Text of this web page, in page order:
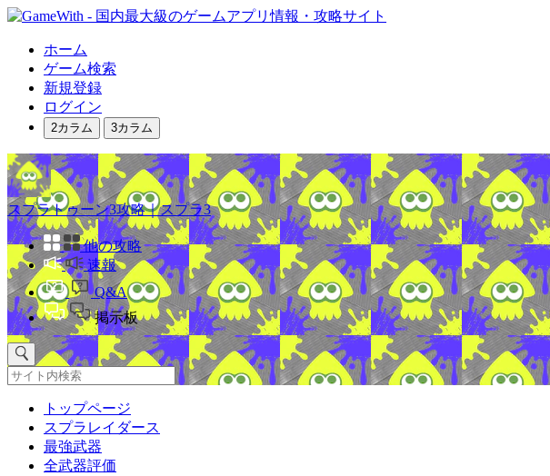
ホーム
ゲーム検索
新規登録
ログイン
2カラム 3カラム
スプラトゥーン3攻略｜スプラ3
他の攻略
速報
Q&A
掲示板
トップページ
スプラレイダース
最強武器
全武器評価